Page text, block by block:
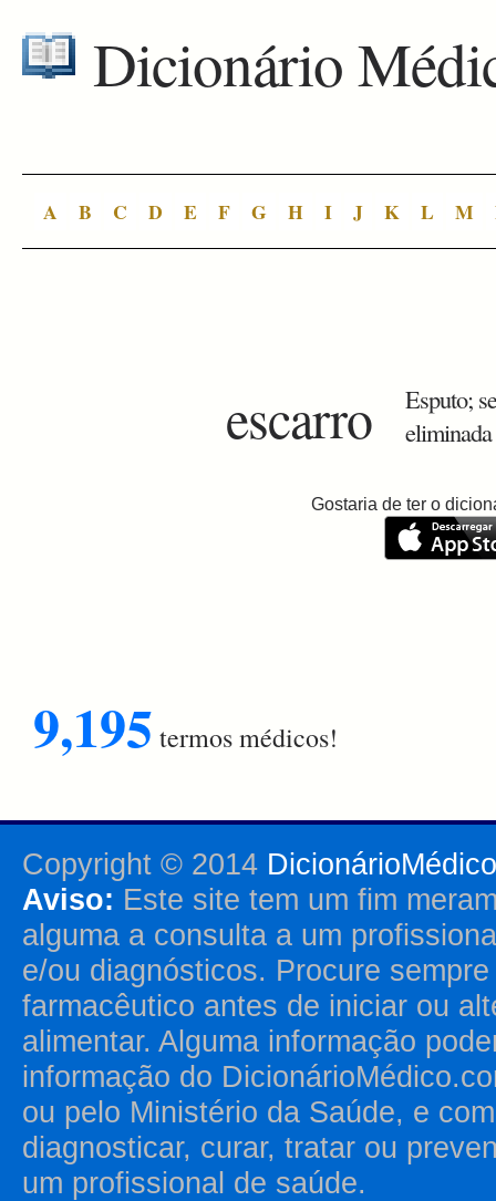
Dicionário
A B C D E F G H I J K L M
escarro
Esputo;
Gostaria de ter o
9,195 termos médicos!
Copyright © 2014
Aviso: Este site tem um fim
alguma a consulta a um
e/ou diagnósticos. Procure
farmacêutico antes de iniciar ou
alimentar. Alguma informação
informação do
ou pelo Ministério da Saúde, e
diagnosticar, curar, tratar ou
um profissional de saúde.